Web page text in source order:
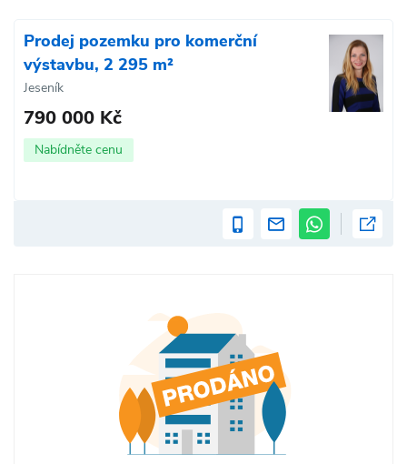
Prodej pozemku pro komerční
výstavbu, 2 295 m²
Jeseník
790 000 Kč
Nabídněte cenu